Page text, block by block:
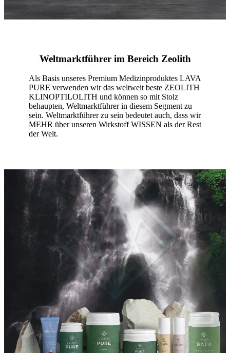
Weltmarktführer im Bereich Zeolith
Als Basis unseres Premium Medizinproduktes LAVA
PURE verwenden wir das weltweit beste ZEOLITH
KLINOPTILOLITH und können so mit Stolz
behaupten, Weltmarktführer in diesem Segment zu
sein. Weltmarktführer zu sein bedeutet auch, dass wir
MEHR über unseren Wirkstoff WISSEN als der Rest
der Welt.